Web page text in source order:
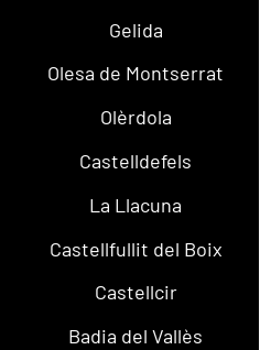
Gelida
Olesa de Montserrat
Olèrdola
Castelldefels
La Llacuna
Castellfullit del Boix
Castellcir
Badia del Vallès